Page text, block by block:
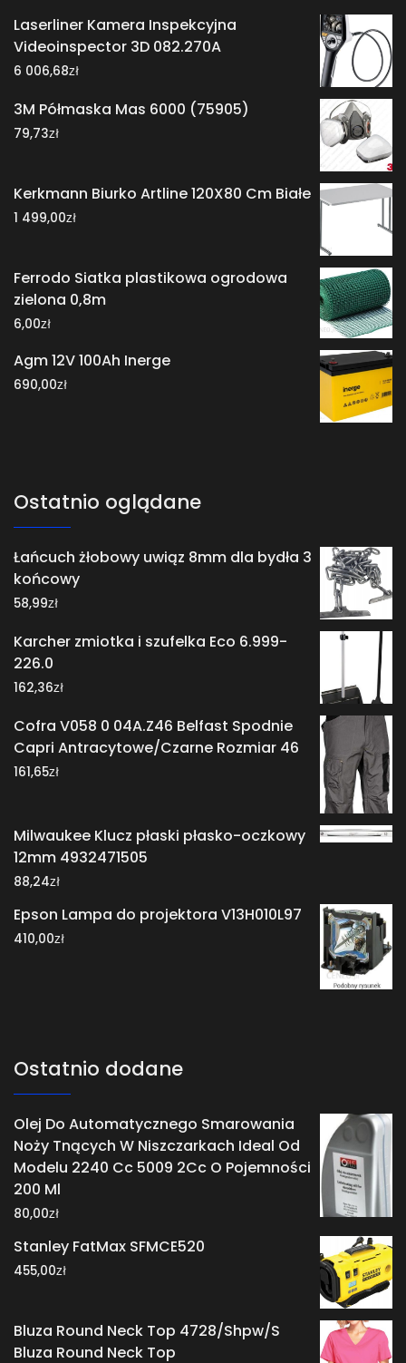
Laserliner ​Kamera Inspekcyjna
Videoinspector 3D 082.270A
6 006,68zł
3M Półmaska Mas 6000 (75905)
79,73zł
Kerkmann Biurko Artline 120X80 Cm Białe
1 499,00zł
Ferrodo Siatka plastikowa ogrodowa
zielona 0,8m
6,00zł
Agm 12V 100Ah Inerge
690,00zł
Ostatnio oglądane
Łańcuch żłobowy uwiąz 8mm dla bydła 3
końcowy
58,99zł
Karcher zmiotka i szufelka Eco 6.999-
226.0
162,36zł
Cofra V058 0 04A.Z46 Belfast Spodnie
Capri Antracytowe/Czarne Rozmiar 46
161,65zł
Milwaukee Klucz płaski płasko-oczkowy
12mm 4932471505
88,24zł
Epson Lampa do projektora V13H010L97
410,00zł
Ostatnio dodane
Olej Do Automatycznego Smarowania
Noży Tnących W Niszczarkach Ideal Od
Modelu 2240 Cc 5009 2Cc O Pojemności
200 Ml
80,00zł
Stanley FatMax SFMCE520
455,00zł
Bluza Round Neck Top 4728/Shpw/S
Bluza Round Neck Top